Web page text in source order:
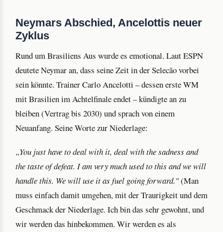
Neymars Abschied, Ancelottis neuer
Zyklus
Rund um Brasiliens Aus wurde es emotional. Laut ESPN
deutete Neymar an, dass seine Zeit in der Selecão vorbei
sein könnte. Trainer Carlo Ancelotti – dessen erste WM
mit Brasilien im Achtelfinale endet – kündigte an zu
bleiben (Vertrag bis 2030) und sprach von einem
Neuanfang. Seine Worte zur Niederlage:
„You just have to deal with it, deal with the sadness and
the taste of defeat. I am very much used to this and we will
handle this. We will use it as fuel going forward."(Man
muss einfach damit umgehen, mit der Traurigkeit und dem
Geschmack der Niederlage. Ich bin das sehr gewohnt, und
wir werden das hinbekommen. Wir werden es als